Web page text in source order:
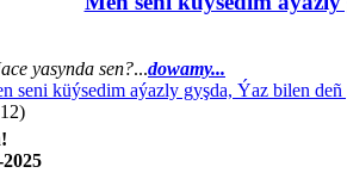
yasynda sen?...dowamy...
seni küýsedim aýazly gyşda, Ýaz bilen